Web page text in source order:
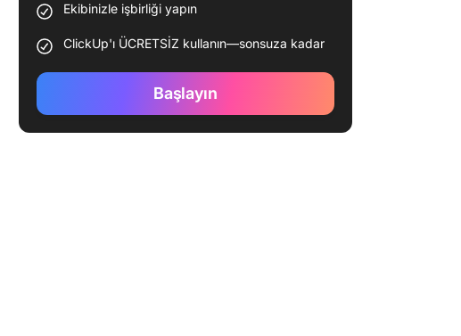
Ekibinizle işbirliği yapın
ClickUp'ı ÜCRETSİZ kullanın—sonsuza kadar
Başlayın